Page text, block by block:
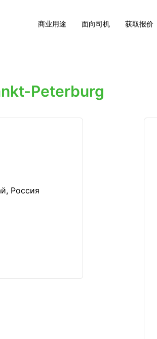
商业用途 面向司机 获取报价
Peterburg
Россия